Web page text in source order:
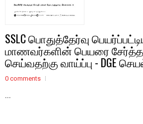
SSLC பொதுத்தேர்வு
மாணவர்களின் பெயரை
செய்வதற்கு வாய்ப்பு - DGE
0 comments
...